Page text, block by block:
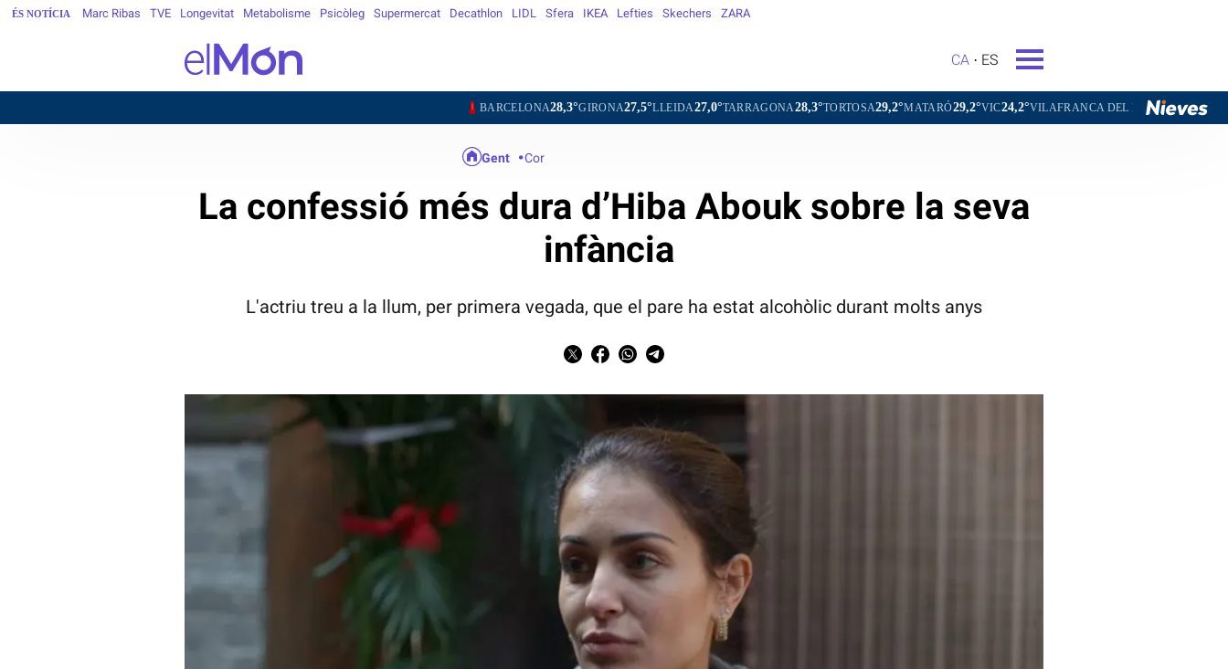
ÉS NOTÍCIA Marc Ribas TVE Longevitat Metabolisme Psicòleg Supermercat Decathlon LIDL Sfera IKEA Lefties Skechers ZARA
CA ES
28,3°GIRONA27,5°LLEIDA27,0°TARRAGONA28,3°TORTOSA29,2°MATARÓ29,2°VIC24,2°VILAFRANCA DEL PENEDÈS27,1°VILANOVA I LA
Gent Cor
La confessió més dura d’Hiba Abouk sobre la seva
infància
L'actriu treu a la llum, per primera vegada, que el pare ha estat alcohòlic durant molts anys